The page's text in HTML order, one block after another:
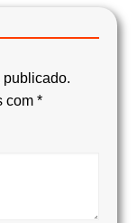
publicado.
com *